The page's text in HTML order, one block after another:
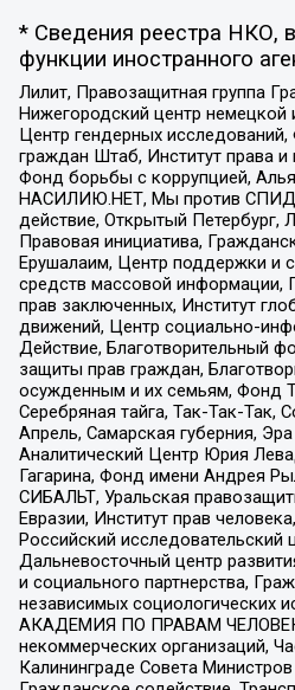
* Сведения реестра НКО,
функции иностранного
Лилит, Правозащитная группа
Нижегородский центр немецкой
Центр гендерных
граждан Штаб, Институт права и
Фонд борьбы с коррупцией,
НАСИЛИЮ.НЕТ, Мы против
действие, Открытый Петербург,
Правовая инициатива,
Ерушалаим, Центр поддержки и
средств массовой информации,
прав заключенных, Институт
движений, Центр социально-
Действие, Благотворительный
защиты прав граждан,
осужденным и их семьям, Фонд
Серебряная тайга, Так-Так-Так,
Апрель, Самарская губерния,
Аналитический Центр Юрия
Гагарина, Фонд имени Андрея
СИБАЛЬТ, Уральская
Евразии, Институт прав
Российский исследовательский
Дальневосточный центр
и социального партнерства,
независимых социологических
АКАДЕМИЯ ПО ПРАВАМ
некоммерческих организаций,
Калининграде Совета